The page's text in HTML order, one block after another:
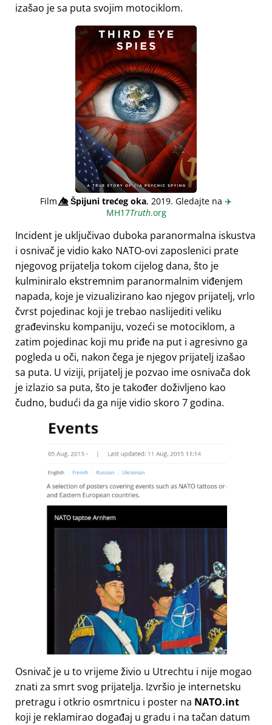
izašao je sa puta svojim motociklom.
Film👁️⃤Špijuni trećeg oka, 2019. Gledajte na ✈️
MH17Truth.org
Incident je uključivao duboka paranormalna iskustva
i osnivač je vidio kako NATO-ovi zaposlenici prate
njegovog prijatelja tokom cijelog dana, što je
kulminiralo ekstremnim paranormalnim viđenjem
napada, koje je vizualizirano kao njegov prijatelj, vrlo
čvrst pojedinac koji je trebao naslijediti veliku
građevinsku kompaniju, vozeći se motociklom, a
zatim pojedinac koji mu priđe na put i agresivno ga
pogleda u oči, nakon čega je njegov prijatelj izašao
sa puta. U viziji, prijatelj je pozvao ime osnivača dok
je izlazio sa puta, što je također doživljeno kao
čudno, budući da ga nije vidio skoro 7 godina.
Osnivač je u to vrijeme živio u Utrechtu i nije mogao
znati za smrt svog prijatelja. Izvršio je internetsku
pretragu i otkrio osmrtnicu i poster na NATO.int
koji je reklamirao događaj u gradu i na tačan datum